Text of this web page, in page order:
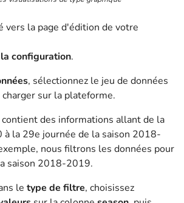
vers la page d'édition de votre
configuration.
, sélectionnez le jeu de données
sur la plateforme.
des informations allant de la
la 29e journée de la saison 2018-
nous filtrons les données pour
saison 2018-2019.
le type de filtre, choisissez